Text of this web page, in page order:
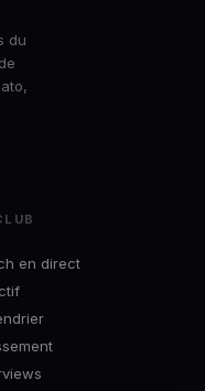
du
en direct